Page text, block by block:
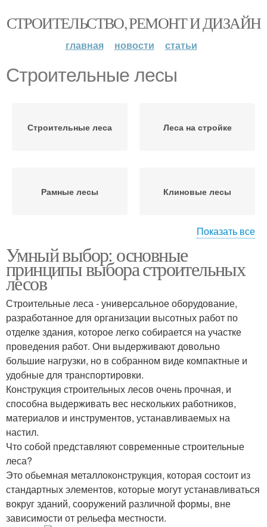
СТРОИТЕЛЬСТВО, РЕМОНТ И ДИЗАЙН
главная новости статьи
Строительные лесы
Строительные леса Леса на стройке
Рамные лесы Клиновые лесы
Штыревые лесы Хомутовые лесы
Подвесные лесы Чашечные лесы
Рамные леса Леса для работы
Леса в развитии
Леса в античных
Леса в современном
строительстве
Леса по сравнению
Показать все
Умный выбор: основные
принципы выбора строительных
лесов
Строительные леса - универсальное оборудование,
разработанное для организации высотных работ по
отделке здания, которое легко собирается на участке
проведения работ. Они выдерживают довольно
большие нагрузки, но в собранном виде компактные и
удобные для транспортировки.
Конструкция строительных лесов очень прочная, и
способна выдерживать вес нескольких работников,
материалов и инструментов, устанавливаемых на
настил.
Что собой представляют современные строительные
леса?
Это обьемная металлоконструкция, которая состоит из
стандартных элементов, которые могут устанавливаться
вокруг зданий, сооружений различной формы, вне
зависимости от рельефа местности.